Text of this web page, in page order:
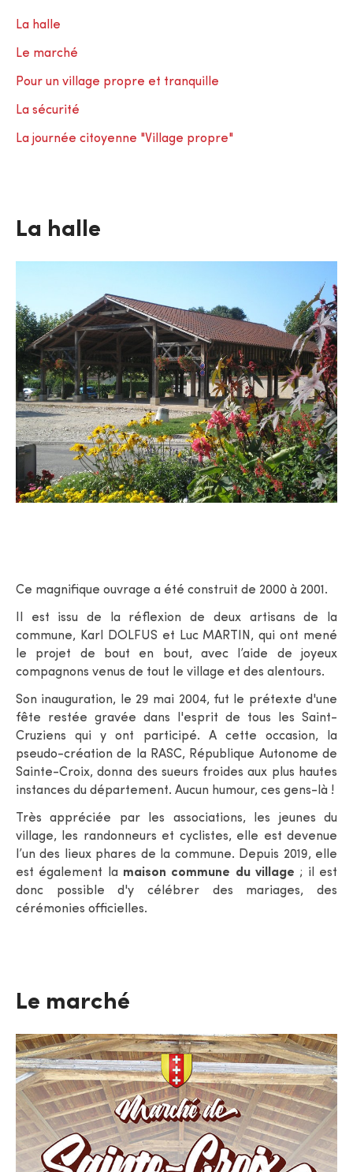
La halle
Le marché
Pour un village propre et tranquille
La sécurité
La journée citoyenne "Village propre"
La halle
Ce magnifique ouvrage a été construit de 2000 à 2001.
Il est issu de la réflexion de deux artisans de la
commune, Karl DOLFUS et Luc MARTIN, qui ont mené
le projet de bout en bout, avec l’aide de joyeux
compagnons venus de tout le village et des alentours.
Son inauguration, le 29 mai 2004, fut le prétexte d'une
fête restée gravée dans l'esprit de tous les Saint-
Cruziens qui y ont participé. A cette occasion, la
pseudo-création de la RASC, République Autonome de
Sainte-Croix, donna des sueurs froides aux plus hautes
instances du département. Aucun humour, ces gens-là !
Très appréciée par les associations, les jeunes du
village, les randonneurs et cyclistes, elle est devenue
l’un des lieux phares de la commune. Depuis 2019, elle
est également la maison commune du village ; il est
donc possible d'y célébrer des mariages, des
cérémonies officielles.
Le marché